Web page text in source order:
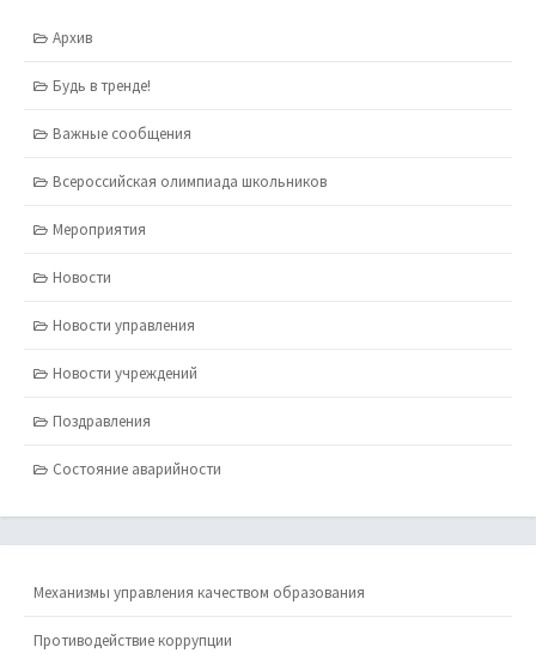
Архив
Будь в тренде!
Важные сообщения
Всероссийская олимпиада школьников
Мероприятия
Новости
Новости управления
Новости учреждений
Поздравления
Состояние аварийности
Механизмы управления качеством образования
Противодействие коррупции